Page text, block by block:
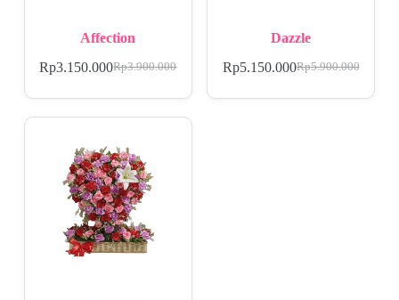
Affection
Rp3.900.000
Rp3.150.000
Dazzle
Rp5.900.000
Rp5.150.000